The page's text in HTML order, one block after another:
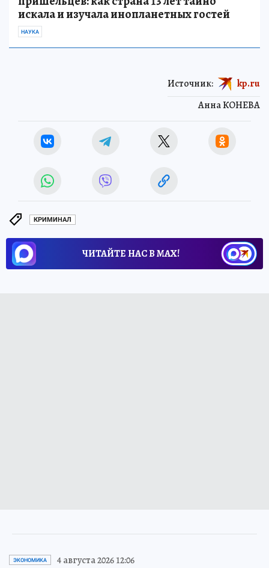
искала и изучала инопланетных гостей
НАУКА
Анна КОНЕВА
Источник: kp.ru
КРИМИНАЛ
ЧИТАЙТЕ НАС В МАХ!
ЭКОНОМИКА 4 августа 2026 12:06